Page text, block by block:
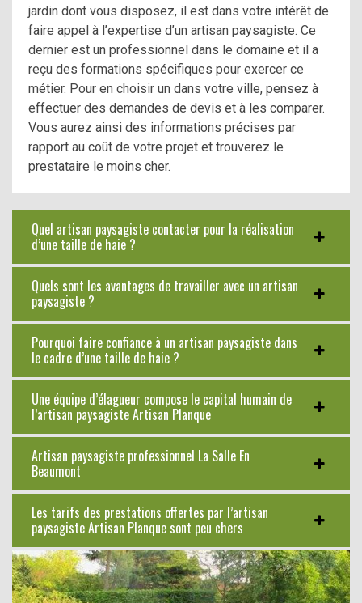
jardin dont vous disposez, il est dans votre intérêt de
faire appel à l’expertise d’un artisan paysagiste. Ce
dernier est un professionnel dans le domaine et il a
reçu des formations spécifiques pour exercer ce
métier. Pour en choisir un dans votre ville, pensez à
effectuer des demandes de devis et à les comparer.
Vous aurez ainsi des informations précises par
rapport au coût de votre projet et trouverez le
prestataire le moins cher.
Quel artisan paysagiste contacter pour la réalisation
d’une taille de haie ?
Quels sont les avantages de travailler avec un artisan
paysagiste ?
Pourquoi faire confiance à un artisan paysagiste dans
le cadre d’une taille de haie ?
Une équipe d’élagueur compose le capital humain de
l’artisan paysagiste Artisan Planque
Artisan paysagiste professionnel La Salle En
Beaumont
Les tarifs des prestations offertes par l’artisan
paysagiste Artisan Planque sont peu chers